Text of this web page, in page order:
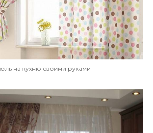
на кухню своими руками